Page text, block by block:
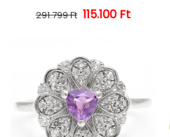
Normál ár
291.799 Ft Kedvezményes
115.100 Ft